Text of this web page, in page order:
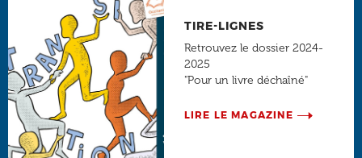
TIRE-LIGNES
Retrouvez le dossier 2024-
2025
"Pour un livre déchaîné"
LIRE LE MAGAZINE